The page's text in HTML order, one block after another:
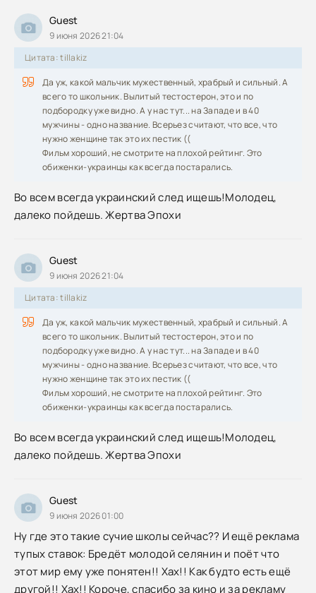
Guest
9 июня 2026 21:04
Цитата: tillakiz
Да уж, какой мальчик мужественный, храбрый и сильный. А
всего то школьник. Вылитый тестостерон, это и по
подбородку уже видно. А у нас тут... на Западе и в 40
мужчины - одно название. Всерьез считают, что все, что
нужно женщине так это их пестик ((
Фильм хороший, не смотрите на плохой рейтинг. Это
обиженки-украинцы как всегда постарались.
Во всем всегда украинский след ищешь!Молодец,
далеко пойдешь. Жертва Эпохи
Guest
9 июня 2026 21:04
Цитата: tillakiz
Да уж, какой мальчик мужественный, храбрый и сильный. А
всего то школьник. Вылитый тестостерон, это и по
подбородку уже видно. А у нас тут... на Западе и в 40
мужчины - одно название. Всерьез считают, что все, что
нужно женщине так это их пестик ((
Фильм хороший, не смотрите на плохой рейтинг. Это
обиженки-украинцы как всегда постарались.
Во всем всегда украинский след ищешь!Молодец,
далеко пойдешь. Жертва Эпохи
Guest
9 июня 2026 01:00
Ну где это такие сучие школы сейчас?? И ещё реклама
тупых ставок: Бредёт молодой селянин и поёт что
этот мир ему уже понятен!! Хах!! Как будто есть ещё
другой!! Хах!! Короче, спасибо за кино и за рекламу